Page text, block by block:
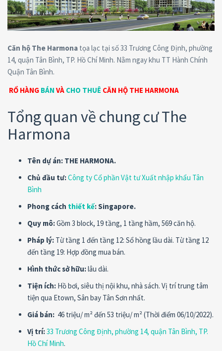
Căn hộ The Harmona tọa lạc tại số 33 Trương Công Định, phường
14, quận Tân Bình, TP. Hồ Chí Minh. Nằm ngay khu TT Hành Chính
Quận Tân Bình.
RỔ HÀNG BÁN VÀ CHO THUÊ CĂN HỘ THE HARMONA
Tổng quan về chung cư The
Harmona
Tên dự án: THE HARMONA.
Chủ đầu tư:Công ty Cổ phần Vật tư Xuất nhập khẩu Tân
Bình
Phong cách thiết kế:Singapore.
Quy mô:Gồm 3 block, 19 tầng, 1 tầng hầm, 569 căn hộ.
Pháp lý: Từ tầng 1 đến tầng 12: Sổ hồng lầu dài. Từ tầng 12
đến tầng 19: Hợp đồng mua bán.
Hình thức sở hữu:lâu dài.
Tiện ích: Hồ bơi, siêu thị nội khu, nhà sách. Vị trí trung tâm
tiện qua Etown, Sân bay Tân Sơn nhất.
Giá bán: 46 triệu/ m² đến 53 triệu/ m² (Thời điểm 06/10/2022).
Vị trí:33 Trương Công Định, phường 14, quận Tân Bình, TP.
Hồ Chí Minh.